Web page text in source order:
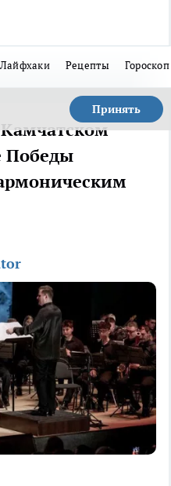
Лайфхаки Рецепты Гороскоп
Принять
Победы